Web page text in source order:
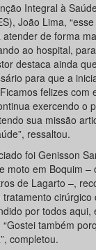
Integral à
João Lima,
de forma
ao hospital,
destaca ainda
para que a
felizes com
exercendo o
sua missão
ressaltou.
foi Genisson
moto em Boquim –
de Lagarto –,
cirúrgico
por todos aqui,
“Gostei também
completou.